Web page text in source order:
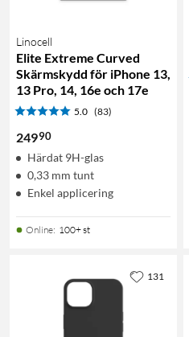
Linocell
Elite Extreme Curved
Skärmskydd för iPhone 13,
13 Pro, 14, 16e och 17e
5.0 (83)
24990
Härdat 9H-glas
0,33 mm tunt
Enkel applicering
Online: 100+ st
131